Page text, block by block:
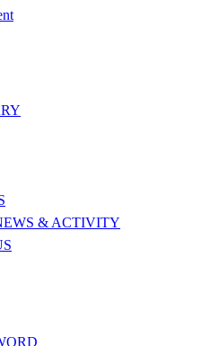
& ACTIVITY